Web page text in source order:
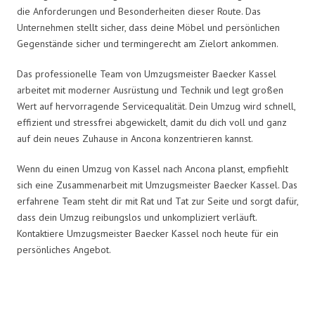
die Anforderungen und Besonderheiten dieser Route. Das
Unternehmen stellt sicher, dass deine Möbel und persönlichen
Gegenstände sicher und termingerecht am Zielort ankommen.
Das professionelle Team von Umzugsmeister Baecker Kassel
arbeitet mit moderner Ausrüstung und Technik und legt großen
Wert auf hervorragende Servicequalität. Dein Umzug wird schnell,
effizient und stressfrei abgewickelt, damit du dich voll und ganz
auf dein neues Zuhause in Ancona konzentrieren kannst.
Wenn du einen Umzug von Kassel nach Ancona planst, empfiehlt
sich eine Zusammenarbeit mit Umzugsmeister Baecker Kassel. Das
erfahrene Team steht dir mit Rat und Tat zur Seite und sorgt dafür,
dass dein Umzug reibungslos und unkompliziert verläuft.
Kontaktiere Umzugsmeister Baecker Kassel noch heute für ein
persönliches Angebot.